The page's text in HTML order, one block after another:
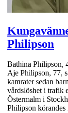
Philipson
Bathina Philipson,
Aje Philipson, 77,
kamrater sedan
vårdslöshet i trafik
Östermalm i
Philipson